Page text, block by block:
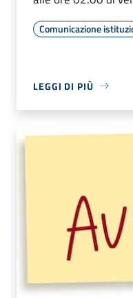
Comunicazione
LEGGI DI PIÙ